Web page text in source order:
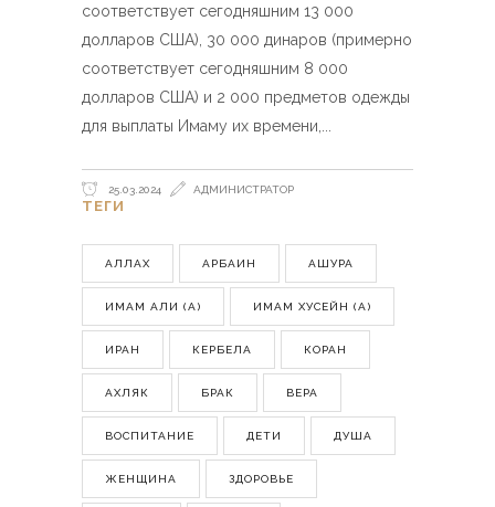
соответствует сегодняшним 13 000
долларов США), 30 000 динаров (примерно
соответствует сегодняшним 8 000
долларов США) и 2 000 предметов одежды
для выплаты Имаму их времени,
25.03.2024 АДМИНИСТРАТОР
ТЕГИ
АЛЛАХ АРБАИН АШУРА
ИМАМ АЛИ (А) ИМАМ ХУСЕЙН (А)
ИРАН КЕРБЕЛА КОРАН
АХЛЯК БРАК ВЕРА
ВОСПИТАНИЕ ДЕТИ ДУША
ЖЕНЩИНА ЗДОРОВЬЕ